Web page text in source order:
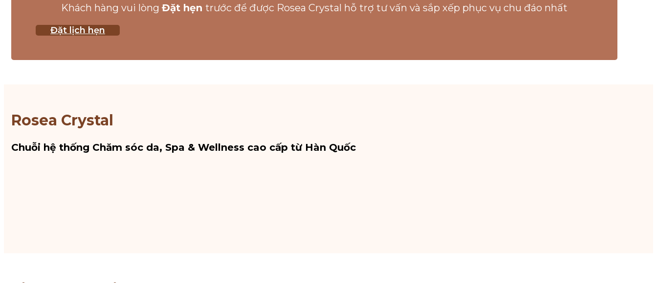
Khách hàng vui lòng Đặt hẹn trước để được Rosea Crystal hỗ trợ tư vấn và sắp xếp phục vụ chu đáo nhất
Đặt lịch hẹn
Rosea Crystal
Chuỗi hệ thống Chăm sóc da, Spa & Wellness cao cấp từ Hàn Quốc